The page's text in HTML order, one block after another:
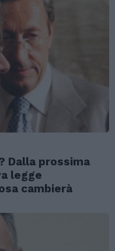
Dalla prossima
legge
cambierà